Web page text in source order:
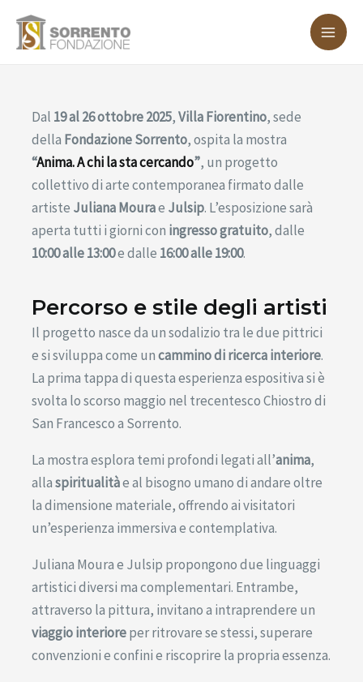
Dal 19 al 26 ottobre 2025,Villa Fiorentino, sede
della Fondazione Sorrento, ospita la mostra
“Anima. A chi la sta cercando”, un progetto
collettivo di arte contemporanea firmato dalle
artiste Juliana Mourae Julsip. L’esposizione sarà
aperta tutti i giorni con ingresso gratuito, dalle
10:00 alle 13:00e dalle 16:00 alle 19:00.
Percorso e stile degli artisti
Il progetto nasce da un sodalizio tra le due pittrici
e si sviluppa come uncammino di ricerca interiore.
La prima tappa di questa esperienza espositiva si è
svolta lo scorso maggio nel trecentesco Chiostro di
San Francesco a Sorrento.
La mostra esplora temi profondi legati all’anima,
allaspiritualitàe al bisogno umano di andare oltre
la dimensione materiale, offrendo ai visitatori
un’esperienza immersiva e contemplativa.
Juliana Moura e Julsip propongono due linguaggi
artistici diversi ma complementari. Entrambe,
attraverso la pittura, invitano a intraprendere un
viaggio interioreper ritrovare se stessi, superare
convenzioni e confini e riscoprire la propria essenza.